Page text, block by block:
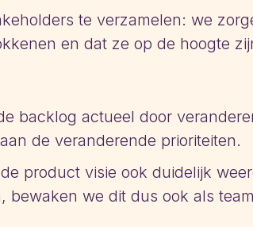
te verzamelen: we
en dat ze op de hoogte
backlog actueel door
de veranderende prioriteiten.
product visie ook duidelijk
bewaken we dit dus ook als team